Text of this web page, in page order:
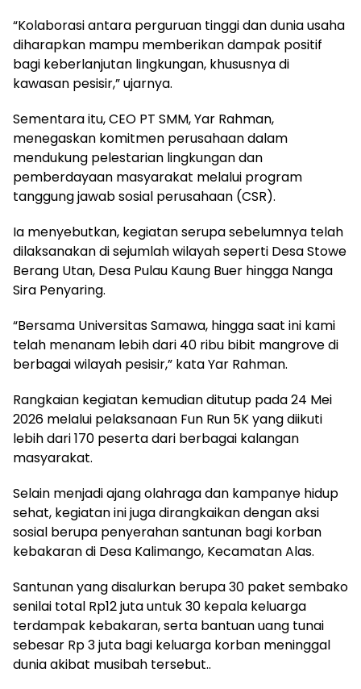
“Kolaborasi antara perguruan tinggi dan dunia usaha
diharapkan mampu memberikan dampak positif
bagi keberlanjutan lingkungan, khususnya di
kawasan pesisir,” ujarnya.
Sementara itu, CEO PT SMM, Yar Rahman,
menegaskan komitmen perusahaan dalam
mendukung pelestarian lingkungan dan
pemberdayaan masyarakat melalui program
tanggung jawab sosial perusahaan (CSR).
Ia menyebutkan, kegiatan serupa sebelumnya telah
dilaksanakan di sejumlah wilayah seperti Desa Stowe
Berang Utan, Desa Pulau Kaung Buer hingga Nanga
Sira Penyaring.
“Bersama Universitas Samawa, hingga saat ini kami
telah menanam lebih dari 40 ribu bibit mangrove di
berbagai wilayah pesisir,” kata Yar Rahman.
Rangkaian kegiatan kemudian ditutup pada 24 Mei
2026 melalui pelaksanaan Fun Run 5K yang diikuti
lebih dari 170 peserta dari berbagai kalangan
masyarakat.
Selain menjadi ajang olahraga dan kampanye hidup
sehat, kegiatan ini juga dirangkaikan dengan aksi
sosial berupa penyerahan santunan bagi korban
kebakaran di Desa Kalimango, Kecamatan Alas.
Santunan yang disalurkan berupa 30 paket sembako
senilai total Rp12 juta untuk 30 kepala keluarga
terdampak kebakaran, serta bantuan uang tunai
sebesar Rp 3 juta bagi keluarga korban meninggal
dunia akibat musibah tersebut..